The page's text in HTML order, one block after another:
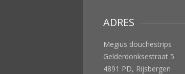
ADRES
Megius douchestrips
Gelderdonksestraat 5
4891 PD, Rijsbergen